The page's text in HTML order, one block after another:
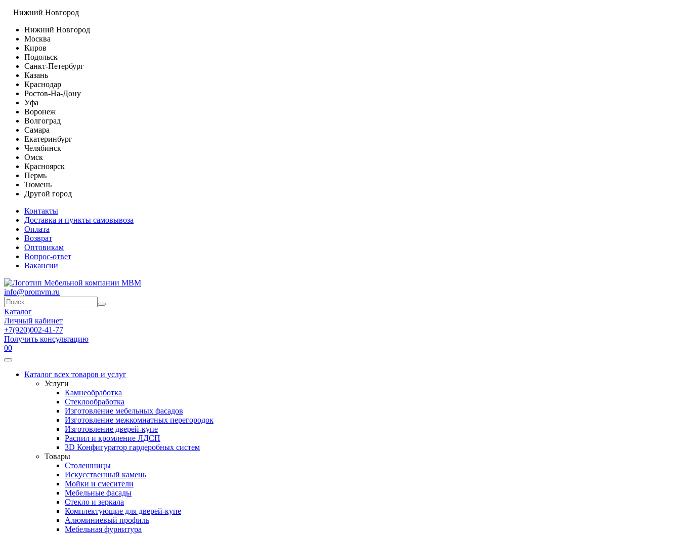
Нижний Новгород
Нижний Новгород
Москва
Киров
Подольск
Санкт-Петербург
Казань
Краснодар
Ростов-На-Дону
Уфа
Воронеж
Волгоград
Самара
Екатеринбург
Челябинск
Омск
Красноярск
Пермь
Тюмень
Другой город
Контакты
Доставка и пункты самовывоза
Оплата
Возврат
Оптовикам
Вопрос-ответ
Вакансии
info@promvm.ru
Каталог
Личный кабинет
+7(920)002-41-77
Получить консультацию
00
Каталог всех товаров и услуг
Услуги
Камнеобработка
Стеклообработка
Изготовление мебельных фасадов
Изготовление межкомнатных перегородок
Изготовление дверей-купе
Распил и кромление ЛДСП
3D Конфигуратор гардеробных систем
Товары
Столешницы
Искусственный камень
Мойки и смесители
Мебельные фасады
Стекло и зеркала
Комплектующие для дверей-купе
Алюминиевый профиль
Мебельная фурнитура